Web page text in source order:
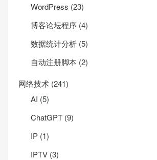
WordPress (23)
博客论坛程序 (4)
数据统计分析 (5)
自动注册脚本 (2)
网络技术 (241)
AI (5)
ChatGPT (9)
IP (1)
IPTV (3)